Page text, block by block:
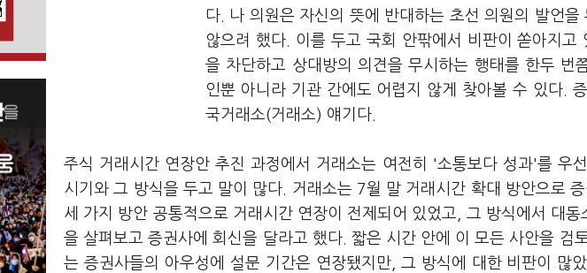
다. 나 의원은 자신의 뜻에 반대하는 초선 의원의 발언을
않으려 했다. 이를 두고 국회 안팎에서 비판이 쏟아지고
을 차단하고 상대방의 의견을 무시하는 행태를 한두 번
인뿐 아니라 기관 간에도 어렵지 않게 찾아볼 수 있다.
국거래소(거래소) 얘기다.
주식 거래시간 연장안 추진 과정에서 거래소는 여전히 '소통보다 성과'를 우
시기와 그 방식을 두고 말이 많다. 거래소는 7월 말 거래시간 확대 방안으로
세 가지 방안 공통적으로 거래시간 연장이 전제되어 있었고, 그 방식에서 대
을 살펴보고 증권사에 회신을 달라고 했다. 짧은 시간 안에 이 모든 사안을 검
는 증권사들의 아우성에 설문 기간은 연장됐지만, 그 방식에 대한 비판이 많